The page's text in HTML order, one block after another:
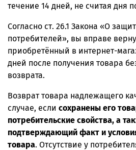
течение 14 дней, не считая дня
Согласно ст. 26.1 Закона «О
потребителей», вы вправе
приобретённый в интернет-
дней после получения товара
возврата.
Возврат товара надлежащего
случае, если сохранены его
потребительские свойства, а
подтверждающий факт и
товара. Отсутствие у